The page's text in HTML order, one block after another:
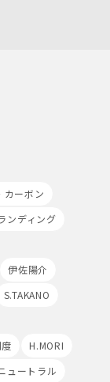
測定のた
れる前に
た場合
あります。
ため、第
下
の設定す
カーボン
ンディング
伊佐陽介
S.TAKANO
H.MORI
ュートラル